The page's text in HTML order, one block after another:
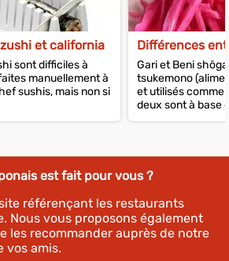
et california
sont difficiles à
manuellement à
sushis, mais non si
Différences
Gari et Beni
tsukemono
et utilisés comme
deux sont à base
cependant des...
est fait pour vous ?
référençant les restaurants
Nous vous proposons également
les recommander auprès de notre
vos amis.